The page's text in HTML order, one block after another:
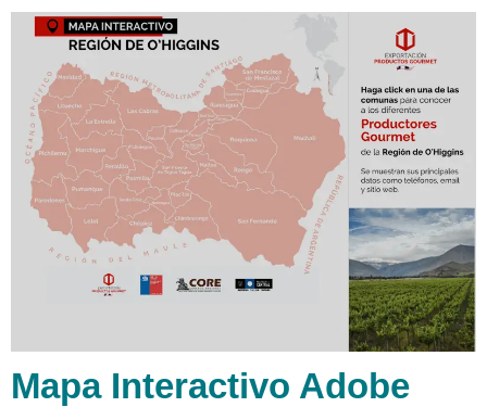
Mapa Interactivo Adobe